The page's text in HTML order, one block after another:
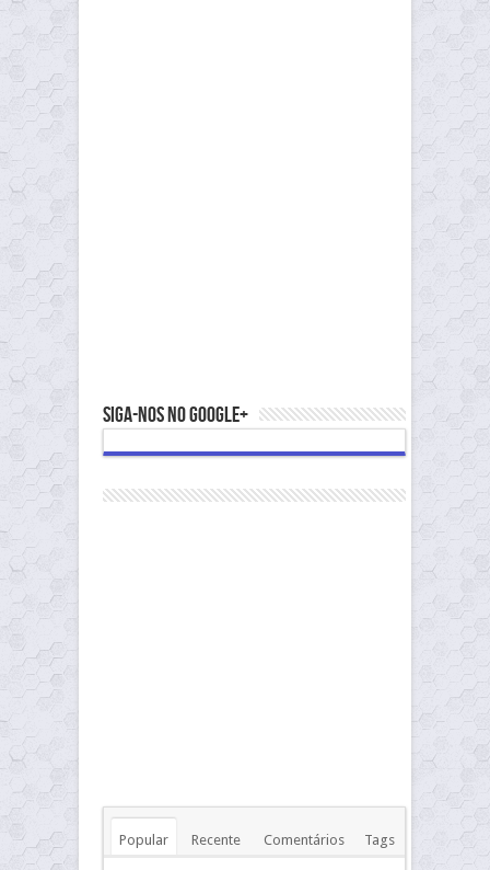
Siga-nos no Google+
Popular Recente Comentários Tags